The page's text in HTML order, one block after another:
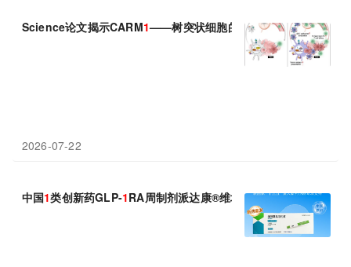
Science论文揭示CARM1——树突状细胞的“免疫刹车”：抑制它
2026-07-22
中国1类创新药GLP-1RA周制剂派达康®维培那肽重磅上市 阿里健